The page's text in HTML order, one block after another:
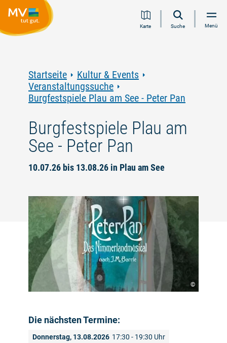
Inhalt
Navigation
Volltextsuche
FooterKarte Suche Menü
Startseite
Kultur & Events
Veranstaltungssuche
Burgfestspiele Plau am See - Peter Pan
Burgfestspiele Plau am
See - Peter Pan
10.07.26 bis 13.08.26 in Plau am See
©
Die nächsten Termine:
Donnerstag, 13.08.2026 17:30 - 19:30 Uhr